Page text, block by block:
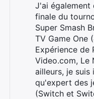
J'ai également
finale du
Super Smash
TV Game One
Expérience de
Video.com, Le
ailleurs, je suis
qu'expert des
(Switch et